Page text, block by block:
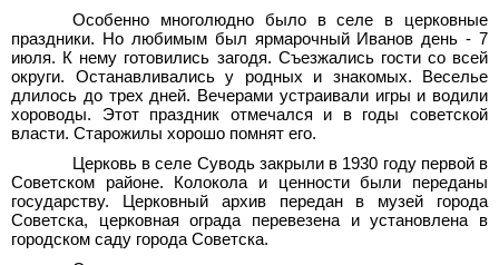
Особенно многолюдно было в селе в церковные
праздники. Но любимым был ярмарочный Иванов день - 7
июля. К нему готовились загодя. Съезжались гости со всей
округи. Останавливались у родных и знакомых. Веселье
длилось до трех дней. Вечерами устраивали игры и водили
хороводы. Этот праздник отмечался и в годы советской
власти. Старожилы хорошо помнят его.
Церковь в селе Суводь закрыли в 1930 году первой в
Советском районе. Колокола и ценности были переданы
государству. Церковный архив передан в музей города
Советска, церковная ограда перевезена и установлена в
городском саду города Советска.